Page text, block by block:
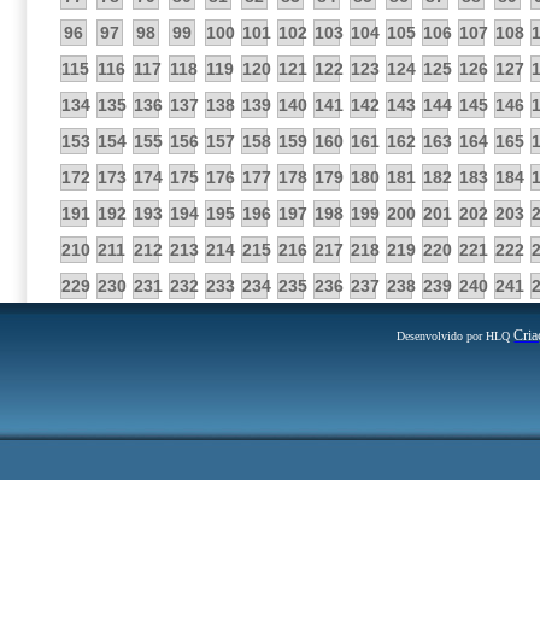
96
97 98 99 100 101 102 103 104 105 106 107 108
115 116 117 118 119 120 121 122 123 124 125 126 127
134 135 136 137 138 139 140 141 142 143 144 145 146
153 154 155 156 157 158 159 160 161 162 163 164 165
172 173 174 175 176 177 178 179 180 181 182 183 184
191 192 193 194 195 196 197 198 199 200 201 202 203
210 211 212 213 214 215 216 217 218 219 220 221 222
229 230 231 232 233 234 235 236 237 238 239 240 241
Desenvolvido por HLQ